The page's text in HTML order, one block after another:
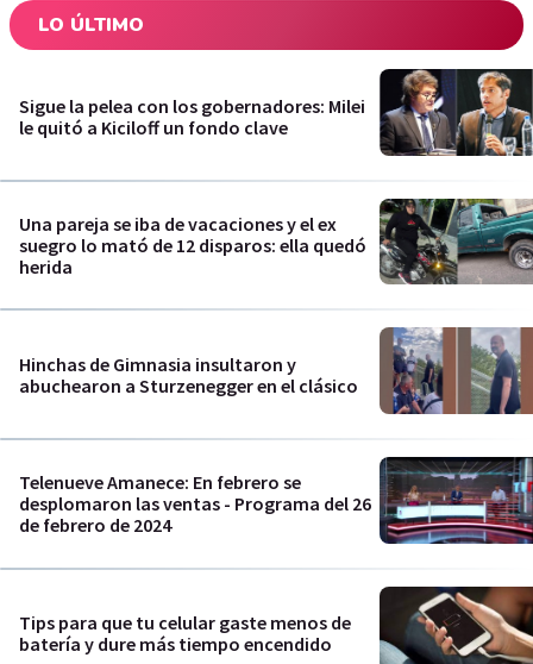
LO ÚLTIMO
Sigue la pelea con los gobernadores: Milei
le quitó a Kiciloff un fondo clave
Una pareja se iba de vacaciones y el ex
suegro lo mató de 12 disparos: ella quedó
herida
Hinchas de Gimnasia insultaron y
abuchearon a Sturzenegger en el clásico
Telenueve Amanece: En febrero se
desplomaron las ventas - Programa del 26
de febrero de 2024
Tips para que tu celular gaste menos de
batería y dure más tiempo encendido